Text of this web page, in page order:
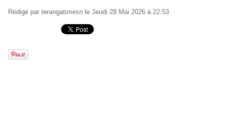
Rédigé par terangatimesn le Jeudi 28 Mai 2026 à 22:53